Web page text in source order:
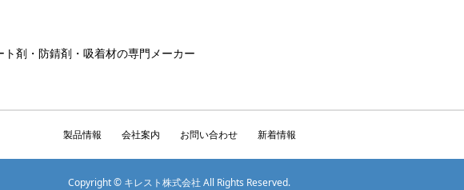
ト剤・防錆剤・吸着材の専門メーカー
製品情報 会社案内 お問い合わせ 新着情報
Copyright © キレスト株式会社 All Rights Reserved.